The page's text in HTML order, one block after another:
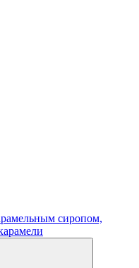
сиропом,